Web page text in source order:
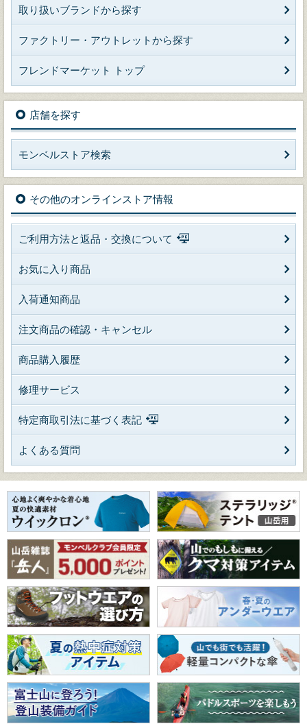
取り扱いブランドから探す
ファクトリー・アウトレットから探す
フレンドマーケット トップ
店舗を探す
モンベルストア検索
その他のオンラインストア情報
ご利用方法と返品・交換について
お気に入り商品
入荷通知商品
注文商品の確認・キャンセル
商品購入履歴
修理サービス
特定商取引法に基づく表記
よくある質問